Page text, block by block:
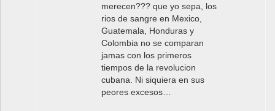
merecen??? que yo sepa, los
rios de sangre en Mexico,
Guatemala, Honduras y
Colombia no se comparan
jamas con los primeros
tiempos de la revolucion
cubana. Ni siquiera en sus
peores excesos…